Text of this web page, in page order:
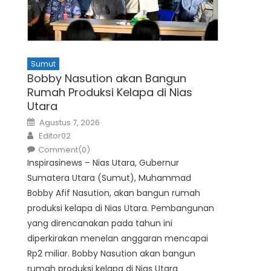
Sumut
Bobby Nasution akan Bangun
Rumah Produksi Kelapa di Nias
Utara
Posted
on
Agustus 7, 2026
Author
Editor02
Comment(0)
Inspirasinews – Nias Utara, Gubernur
Sumatera Utara (Sumut), Muhammad
Bobby Afif Nasution, akan bangun rumah
produksi kelapa di Nias Utara. Pembangunan
yang direncanakan pada tahun ini
diperkirakan menelan anggaran mencapai
Rp2 miliar. Bobby Nasution akan bangun